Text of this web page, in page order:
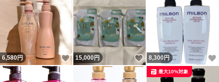
6,580円 いいね！
15,000円 いいね！
8,300円
最大10%対象